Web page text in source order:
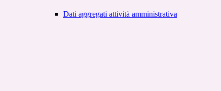
Dati aggregati attività amministrativa